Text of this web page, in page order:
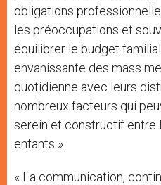
obligations
les préoccupations et
équilibrer le budget
envahissante des mass
quotidienne avec leurs
nombreux facteurs qui
serein et constructif entre
enfants ».
« La communication,